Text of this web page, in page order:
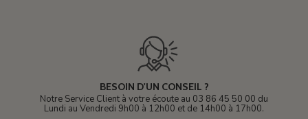
BESOIN D'UN CONSEIL ?
Notre Service Client à votre écoute au 03 86 45 50 00 du
Lundi au Vendredi 9h00 à 12h00 et de 14h00 à 17h00.